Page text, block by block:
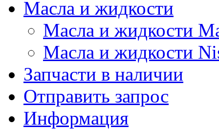
Масла и жидкости
Масла и жидкости
Масла и жидкости
Запчасти в наличии
Отправить запрос
Информация